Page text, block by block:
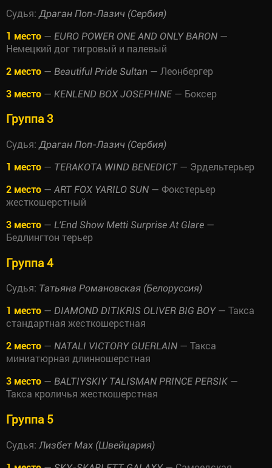
Судья: Драган Поп-Лазич (Сербия)
1 место — EURO POWER ONE AND ONLY BARON —
Немецкий дог тигровый и палевый
2 место — Beautiful Pride Sultan — Леонбергер
3 место — KENLEND BOX JOSEPHINE — Боксер
Группа 3
Судья: Драган Поп-Лазич (Сербия)
1 место — TERAKOTA WIND BENEDICT— Эрдельтерьер
2 место — ART FOX YARILO SUN — Фокстерьер
жесткошерстный
3 место — L'End Show Metti Surprise At Glare —
Бедлингтон терьер
Группа 4
Судья: Татьяна Романовская (Белоруссия)
1 место — DIAMOND DITIKRIS OLIVER BIG BOY— Такса
стандартная жесткошерстная
2 место — NATALI VICTORY GUERLAIN — Такса
миниатюрная длинношерстная
3 место — BALTIYSKIY TALISMAN PRINCE PERSIK —
Такса кроличья жесткошерстная
Группа 5
Судья: Лизбет Мах (Швейцария)